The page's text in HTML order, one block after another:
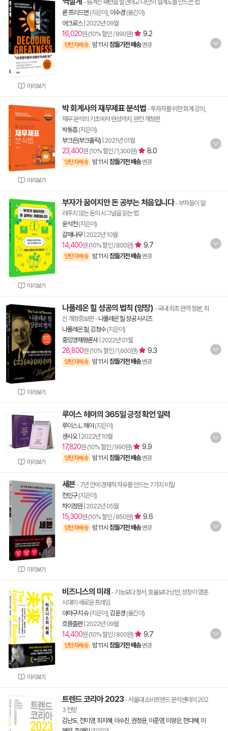
미리보기
- 숨겨진 패턴을 발견하고 나만의 설계도를 만드는 법
론 프리드먼 (지은이), 이수경 (옮긴이)
어크로스| 2022년 09월
16,020원 (10% 할인 / 890원) 9.2
양탄자배송 밤 11시 잠들기전 배송 변경
미리보기
박 회계사의 재무제표 분석법 - 투자자를 위한 회계 강의,
재무 분석의 기초에서 완성까지, 완전 개정판
박동흠(지은이)
부크온(부크홀릭) 2021년 01월
23,400원 (10% 할인 / 1,300원) 8.0
양탄자배송 밤 11시 잠들기전 배송 변경
미리보기
부자가 꿈이지만 돈 공부는 처음입니다- 부자들이 알
려주지 않는 돈의 시그널을 읽는 법
윤석천(지은이)
갈매나무| 2022년 10월
14,400원 (10% 할인 / 800원) 9.7
양탄자배송 밤 11시 잠들기전 배송 변경
미리보기
나폴레온 힐 성공의 법칙 (양장) - 국내 최초 완역 정본, 최
신 개정증보판- 나폴레온 힐 성공 시리즈
나폴레온 힐 김정수(지은이)
중앙경제평론사| 2022년 01월
28,800원 (10% 할인 / 1,600원) 9.3
양탄자배송 밤 11시 잠들기전 배송 변경
미리보기
루이스 헤이의 365일 긍정 확언 일력
루이스 L. 헤이 (지은이)
센시오| 2022년 10월
17,820원 (10% 할인 / 990원) 9.9
양탄자배송 밤 11시 잠들기전 배송 변경
미리보기
세븐 - 7년 안에 경제적 자유를 만드는 7가지 비밀
전인구(지은이)
차이정원 2022년 05월
15,300원 (10% 할인 / 850원) 9.6
양탄자배송 밤 11시 잠들기전 배송 변경
미리보기
비즈니스의 미래 - 기능보다 정서, 효율보다 낭만, 성장이 멈춘
시대의 새로운 프레임
야마구치 슈(지은이), 김윤경 (옮긴이)
흐름출판| 2022년 09월
14,400원 (10% 할인 / 800원) 9.7
양탄자배송 밤 11시 잠들기전 배송 변경
트렌드 코리아 2023- 서울대 소비트렌드 분석센터의 202
3 전망
김난도, 전미영, 최지혜 이수진 권정윤, 이준영, 이향은, 한다혜 이